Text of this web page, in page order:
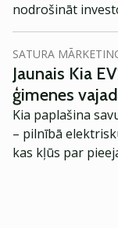
nodrošināt
un preces lētāk,
SATURA
Jaunais Kia
ģimenes
Kia paplašina
– pilnībā
kas kļūs par